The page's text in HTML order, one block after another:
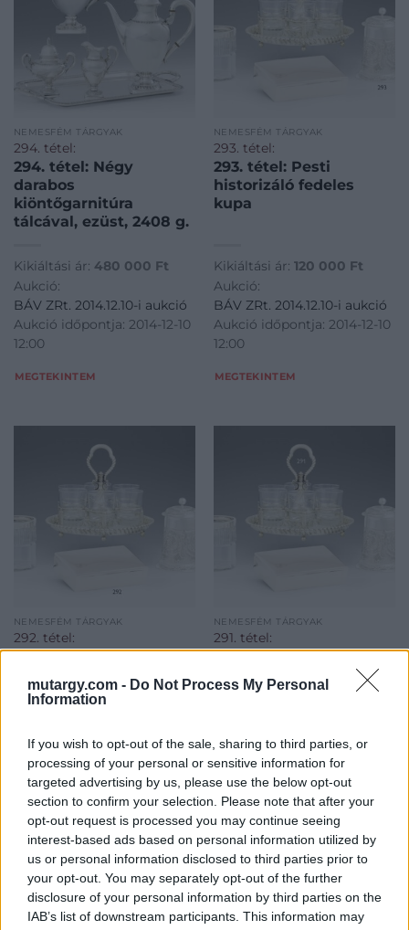
mutargy.com - Do Not Process My Personal
Information
If you wish to opt-out of the sale, sharing to third parties, or
processing of your personal or sensitive information for
targeted advertising by us, please use the below opt-out
section to confirm your selection. Please note that after your
opt-out request is processed you may continue seeing
interest-based ads based on personal information utilized by
us or personal information disclosed to third parties prior to
your opt-out. You may separately opt-out of the further
disclosure of your personal information by third parties on the
IAB’s list of downstream participants. This information may
NEMESFÉM TÁRGYAK
294. tétel:
294. tétel: Négy
darabos
kiöntőgarnitúra
tálcával, ezüst, 2408 g.
Kikiáltási ár: 480 000 Ft
Aukció:
BÁV ZRt. 2014.12.10-i aukció
Aukció időpontja: 2014-12-10
12:00
MEGTEKINTEM
NEMESFÉM TÁRGYAK
293. tétel:
293. tétel: Pesti
historizáló fedeles
kupa
Kikiáltási ár: 120 000 Ft
Aukció:
BÁV ZRt. 2014.12.10-i aukció
Aukció időpontja: 2014-12-10
12:00
MEGTEKINTEM
NEMESFÉM TÁRGYAK
292. tétel:
292. tétel: Pesti
kínálódoboz, ezüst, 647
Kikiáltási ár:95 000 Ft
BÁV ZRt. 2014.12.10-i aukció
Aukció időpontja: 2014-12-10
12:00
MEGTEKINTEM
NEMESFÉM TÁRGYAK
291. tétel:
291. tétel: Bécsi
neorokokó pohártartó,
ezüst, 1145 g.
Kikiáltási ár:240 000
Aukció:
BÁV ZRt. 2014.12.10-i aukció
Aukció időpontja: 2014-12-10
MEGTEKINTEM